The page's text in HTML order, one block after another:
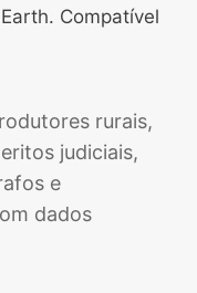
Compatível
rurais,
judiciais,
e
dados